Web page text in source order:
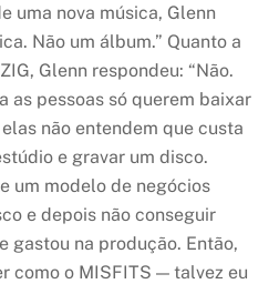
uma nova música, Glenn
Não um álbum.” Quanto a
Glenn respondeu: “Não.
as pessoas só querem baixar
não entendem que custa
e gravar um disco.
um modelo de negócios
e depois não conseguir
gastou na produção. Então,
como o MISFITS — talvez eu